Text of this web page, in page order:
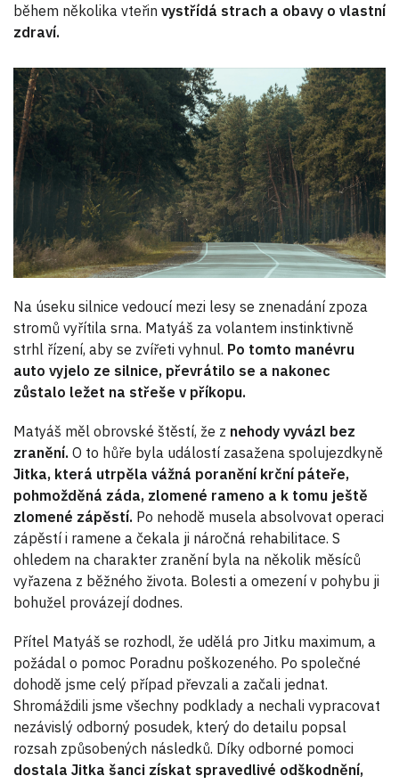
během několika vteřin vystřídá strach a obavy o vlastní
zdraví.
Na úseku silnice vedoucí mezi lesy se znenadání zpoza
stromů vyřítila srna. Matyáš za volantem instinktivně
strhl řízení, aby se zvířeti vyhnul. Po tomto manévru
auto vyjelo ze silnice, převrátilo se a nakonec
zůstalo ležet na střeše v příkopu.
Matyáš měl obrovské štěstí, že z nehody vyvázl bez
zranění. O to hůře byla událostí zasažena spolujezdkyně
Jitka, která utrpěla vážná poranění krční páteře,
pohmožděná záda, zlomené rameno a k tomu ještě
zlomené zápěstí. Po nehodě musela absolvovat operaci
zápěstí i ramene a čekala ji náročná rehabilitace. S
ohledem na charakter zranění byla na několik měsíců
vyřazena z běžného života. Bolesti a omezení v pohybu ji
bohužel provázejí dodnes.
Přítel Matyáš se rozhodl, že udělá pro Jitku maximum, a
požádal o pomoc Poradnu poškozeného. Po společné
dohodě jsme celý případ převzali a začali jednat.
Shromáždili jsme všechny podklady a nechali vypracovat
nezávislý odborný posudek, který do detailu popsal
rozsah způsobených následků. Díky odborné pomoci
dostala Jitka šanci získat spravedlivé odškodnění,